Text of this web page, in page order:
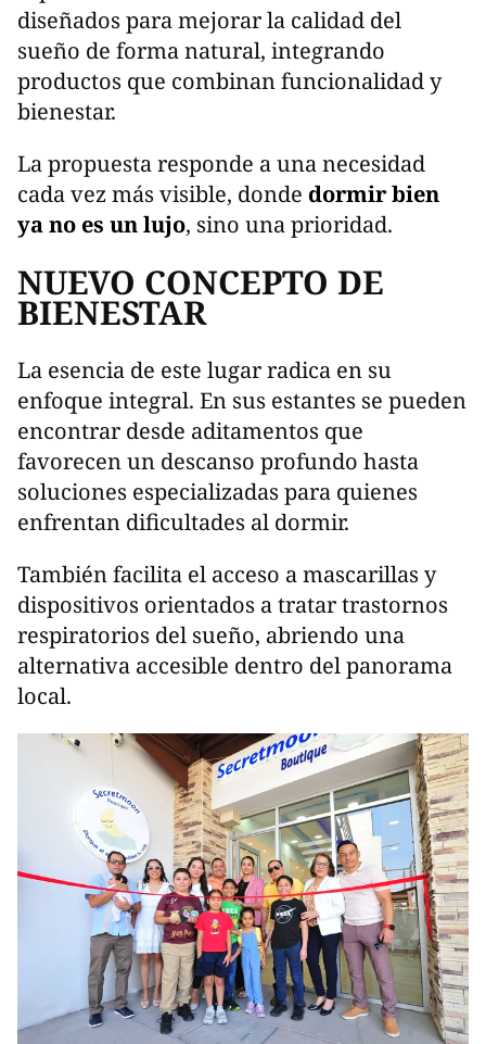
diseñados para mejorar la calidad del
sueño de forma natural, integrando
productos que combinan funcionalidad y
bienestar.
La propuesta responde a una necesidad
cada vez más visible, donde dormir bien
ya no es un lujo, sino una prioridad.
NUEVO CONCEPTO DE
BIENESTAR
La esencia de este lugar radica en su
enfoque integral. En sus estantes se pueden
encontrar desde aditamentos que
favorecen un descanso profundo hasta
soluciones especializadas para quienes
enfrentan dificultades al dormir.
También facilita el acceso a mascarillas y
dispositivos orientados a tratar trastornos
respiratorios del sueño, abriendo una
alternativa accesible dentro del panorama
local.